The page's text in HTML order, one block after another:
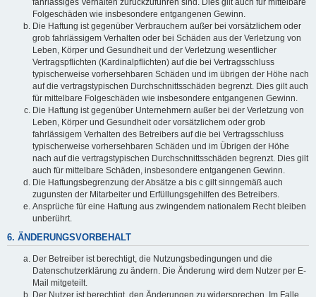
Folgeschäden wie insbesondere entgangenen Gewinn.
Die Haftung ist gegenüber Verbrauchern außer bei vorsätzlichem oder
grob fahrlässigem Verhalten oder bei Schäden aus der Verletzung von
Leben, Körper und Gesundheit und der Verletzung wesentlicher
Vertragspflichten (Kardinalpflichten) auf die bei Vertragsschluss
typischerweise vorhersehbaren Schäden und im übrigen der Höhe nach
auf die vertragstypischen Durchschnittsschäden begrenzt. Dies gilt auch
für mittelbare Folgeschäden wie insbesondere entgangenen Gewinn.
Die Haftung ist gegenüber Unternehmern außer bei der Verletzung von
Leben, Körper und Gesundheit oder vorsätzlichem oder grob
fahrlässigem Verhalten des Betreibers auf die bei Vertragsschluss
typischerweise vorhersehbaren Schäden und im Übrigen der Höhe
nach auf die vertragstypischen Durchschnittsschäden begrenzt. Dies gilt
auch für mittelbare Schäden, insbesondere entgangenen Gewinn.
Die Haftungsbegrenzung der Absätze a bis c gilt sinngemäß auch
zugunsten der Mitarbeiter und Erfüllungsgehilfen des Betreibers.
Ansprüche für eine Haftung aus zwingendem nationalem Recht bleiben
unberührt.
6. ÄNDERUNGSVORBEHALT
Der Betreiber ist berechtigt, die Nutzungsbedingungen und die
Datenschutzerklärung zu ändern. Die Änderung wird dem Nutzer per E-
Mail mitgeteilt.
Der Nutzer ist berechtigt, den Änderungen zu widersprechen. Im Falle